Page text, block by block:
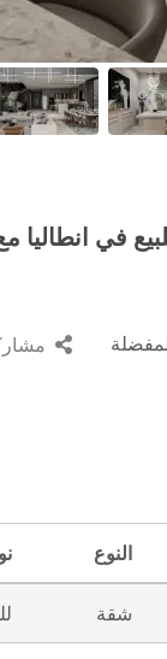
النوع
شقة